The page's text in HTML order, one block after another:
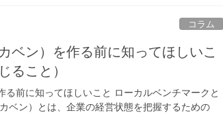
コラム
ベン）を作る前に知ってほしいこ
ること）
る前に知ってほしいこと ローカルベンチマークと
ベン）とは、企業の経営状態を把握するための